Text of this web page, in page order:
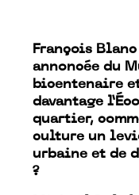
François Blanc
annoncée du
bicentenaire
davantage
quartier,
culture un
urbaine et de
?